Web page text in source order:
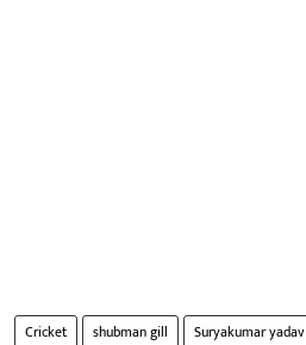
Cricket shubman gill Suryakumar yadav